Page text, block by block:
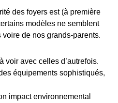
des foyers est (à première
modèles ne semblent
de nos grands-parents.
voir avec celles d’autrefois.
équipements sophistiqués,
impact environnemental